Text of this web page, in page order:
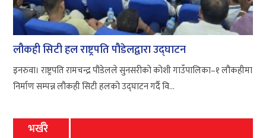
लौकही सिटी हल राष्ट्रपति पौडेलद्वारा उद्घाटन
इनरुवा। राष्ट्रपति रामचन्द्र पौडेलले सुनसरीको कोशी गाउँपालिका–१ लौकहीमा
निर्माण सम्पन्न लौकही सिटी हलको उद्घाटन गर्दै वि...
भर्खरै